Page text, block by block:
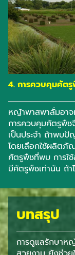
4. การควบคุมศัต
หญ้าพาสพาลั่มอาจ
การควบคุมศัตรูพื
เป็นประจำ ถ้าพบปั
โดยเลือกใช้ผลิตภัณ
ศัตรูพืชที่พบ การใ
มีศัตรูพืชเท่านัน ถ้า
บทสรุป
การดูแลรักษาห